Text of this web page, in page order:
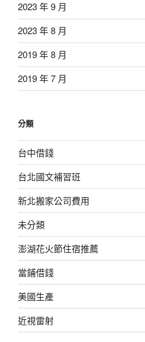
2023 年 9 月
2023 年 8 月
2019 年 8 月
2019 年 7 月
分類
台中借錢
台北國文補習班
新北搬家公司費用
未分類
澎湖花火節住宿推薦
當鋪借錢
美國生產
近視雷射